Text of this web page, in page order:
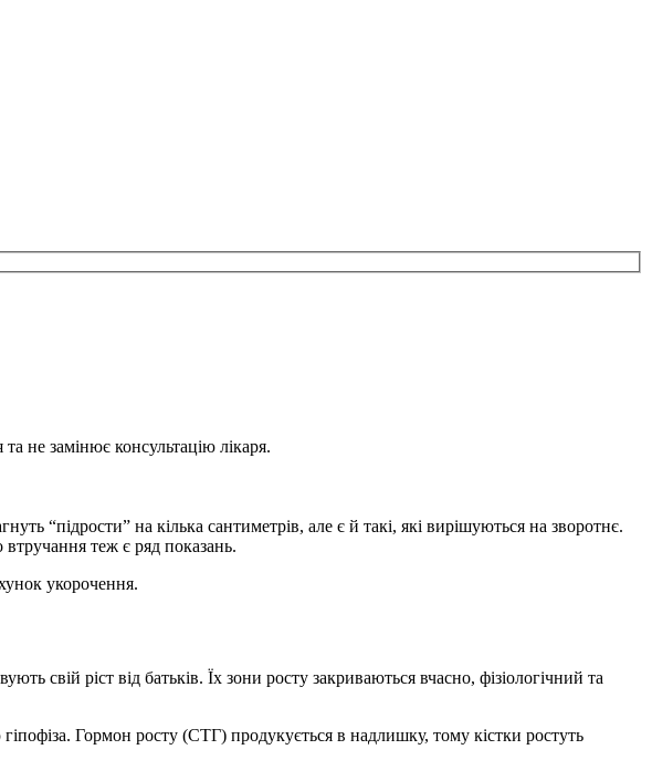
не замінює консультацію лікаря.
“підрости” на кілька сантиметрів, але є й такі, які вирішуються на зворотнє.
теж є ряд показань.
укорочення.
свій ріст від батьків. Їх зони росту закриваються вчасно, фізіологічний та
Гормон росту (СТГ) продукується в надлишку, тому кістки ростуть